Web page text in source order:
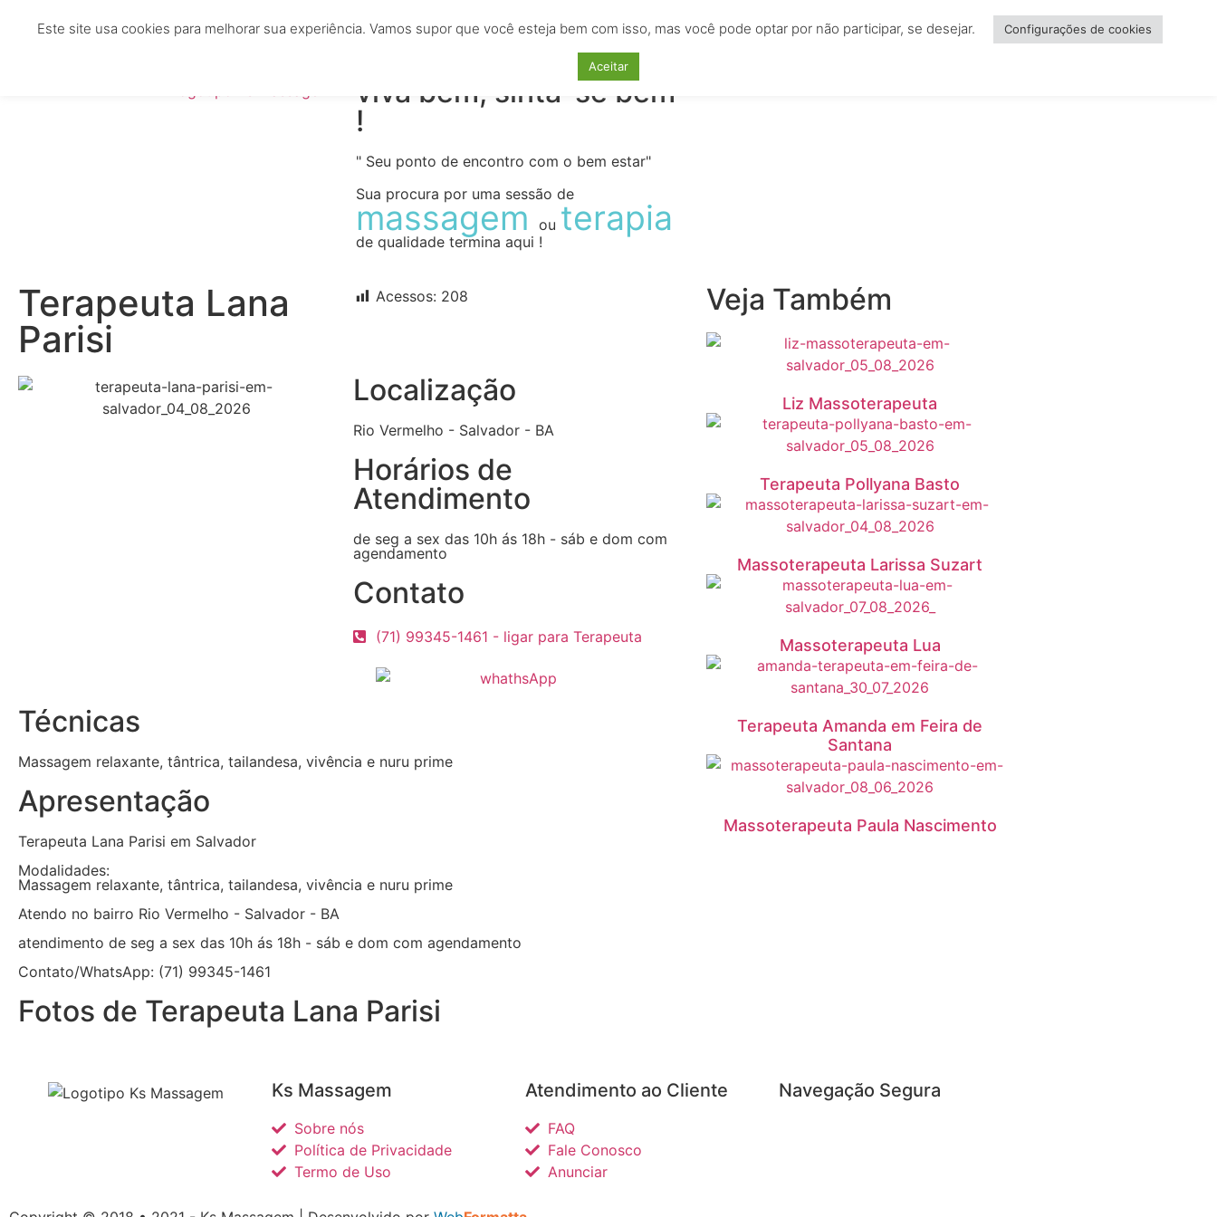
HOME TERAPEUTAS CLÍNICAS ESTÉTICAS EMPREGOS CURSOS LOCAÇÕES ANUNCIAR
viva bem, sinta-se bem
!
" Seu ponto de encontro com o bem estar"
Sua procura por uma sessão de
massagem ou terapia
de qualidade termina aqui !
Terapeuta Lana
Parisi
Acessos: 208
Localização
Rio Vermelho - Salvador - BA
Horários de
Atendimento
de seg a sex das 10h ás 18h - sáb e dom com
agendamento
Contato
(71) 99345-1461 - ligar para Terapeuta
Técnicas
Massagem relaxante, tântrica, tailandesa, vivência e nuru prime
Apresentação
Terapeuta Lana Parisi em Salvador
Modalidades:
Massagem relaxante, tântrica, tailandesa, vivência e nuru prime
Atendo no bairro Rio Vermelho - Salvador - BA
atendimento de seg a sex das 10h ás 18h - sáb e dom com agendamento
Contato/WhatsApp: (71) 99345-1461
Fotos de Terapeuta Lana Parisi
Veja Também
Liz Massoterapeuta
Terapeuta Pollyana Basto
Massoterapeuta Larissa Suzart
Massoterapeuta Lua
Terapeuta Amanda em Feira de
Santana
Massoterapeuta Paula Nascimento
Ks Massagem
Sobre nós
Política de Privacidade
Termo de Uso
Atendimento ao Cliente
FAQ
Fale Conosco
Anunciar
Navegação Segura
Este site usa cookies para melhorar sua experiência. Vamos supor que você esteja bem com isso, mas você pode optar por não participar, se desejar. Configurações de cookies
Aceitar